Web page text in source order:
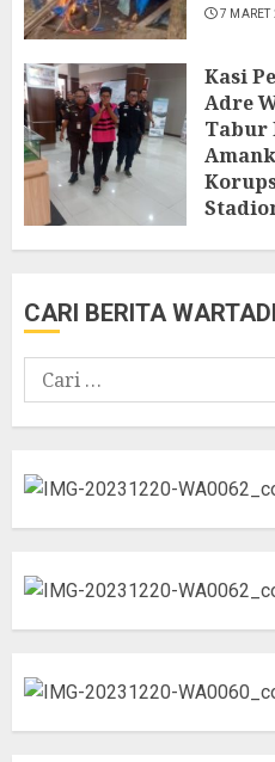
7 MARET
Kasi
Adre
Tabur
CARI BERITA
Cari
untuk: